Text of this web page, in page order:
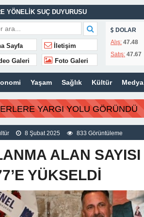
YÖNELİK SUÇ DUYURUSU
EFE İBRİKOĞLU’NUN ADI VERİLDİ
UNUTULMADI
ÖNEMLİ KARARLAR
Sayfa İletişim
Galeri Foto Galeri
DOLAR
Alış: 47.48
Satış: 47.67
Yaşam Sağlık Kültür Medya
YARGI YOLU GÖRÜNDÜ
8 Şubat 2025 833 Görüntüleme
ALAN SAYISI
YÜKSELDİ